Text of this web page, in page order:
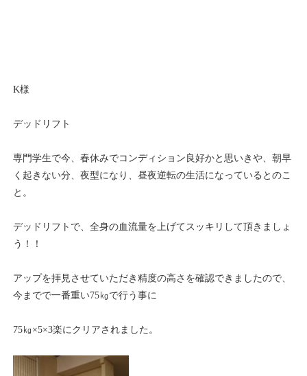
K様
デッドリフト
専門学生で今、春休みでコンディション良好かと思いきや、朝早
く起きない分、夜型になり、昼夜逆転の生活になっているとのこ
と。
デッドリフトで、全身の血流量を上げてスッキリして頂きましょ
う！！
アップを拝見させていただき精度の高さを確認できましたので、
今までで一番重い75㎏で行う事に
75㎏×5×3楽にクリアされました。